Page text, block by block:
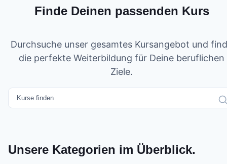
Finde Deinen passenden Kurs
Durchsuche unser gesamtes Kursangebot und
die perfekte Weiterbildung für Deine beruflichen
Ziele.
Unsere Kategorien im Überblick.